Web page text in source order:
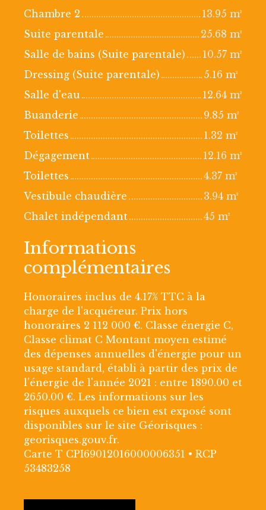
Chambre 2
13.95 m²
Suite parentale
25.68 m²
Salle de bains (Suite parentale)
10.57 m²
Dressing (Suite parentale)
5.16 m²
Salle d'eau
12.64 m²
Buanderie
9.85 m²
Toilettes
1.32 m²
Dégagement
12.16 m²
Toilettes
4.37 m²
Vestibule chaudière
3.94 m²
Chalet indépendant
45 m²
Informations
complémentaires
Honoraires inclus de 4.17% TTC à la
charge de l'acquéreur. Prix hors
honoraires 2 112 000 €. Classe énergie C,
Classe climat C Montant moyen estimé
des dépenses annuelles d'énergie pour un
usage standard, établi à partir des prix de
l'énergie de l'année 2021 : entre 1890.00 et
2650.00 €. Les informations sur les
risques auxquels ce bien est exposé sont
disponibles sur le site Géorisques :
georisques.gouv.fr.
Carte T CPI69012016000006351 • RCP
53483258